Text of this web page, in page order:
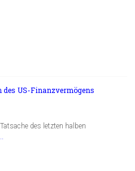
des US-Finanzvermögens
des letzten halben